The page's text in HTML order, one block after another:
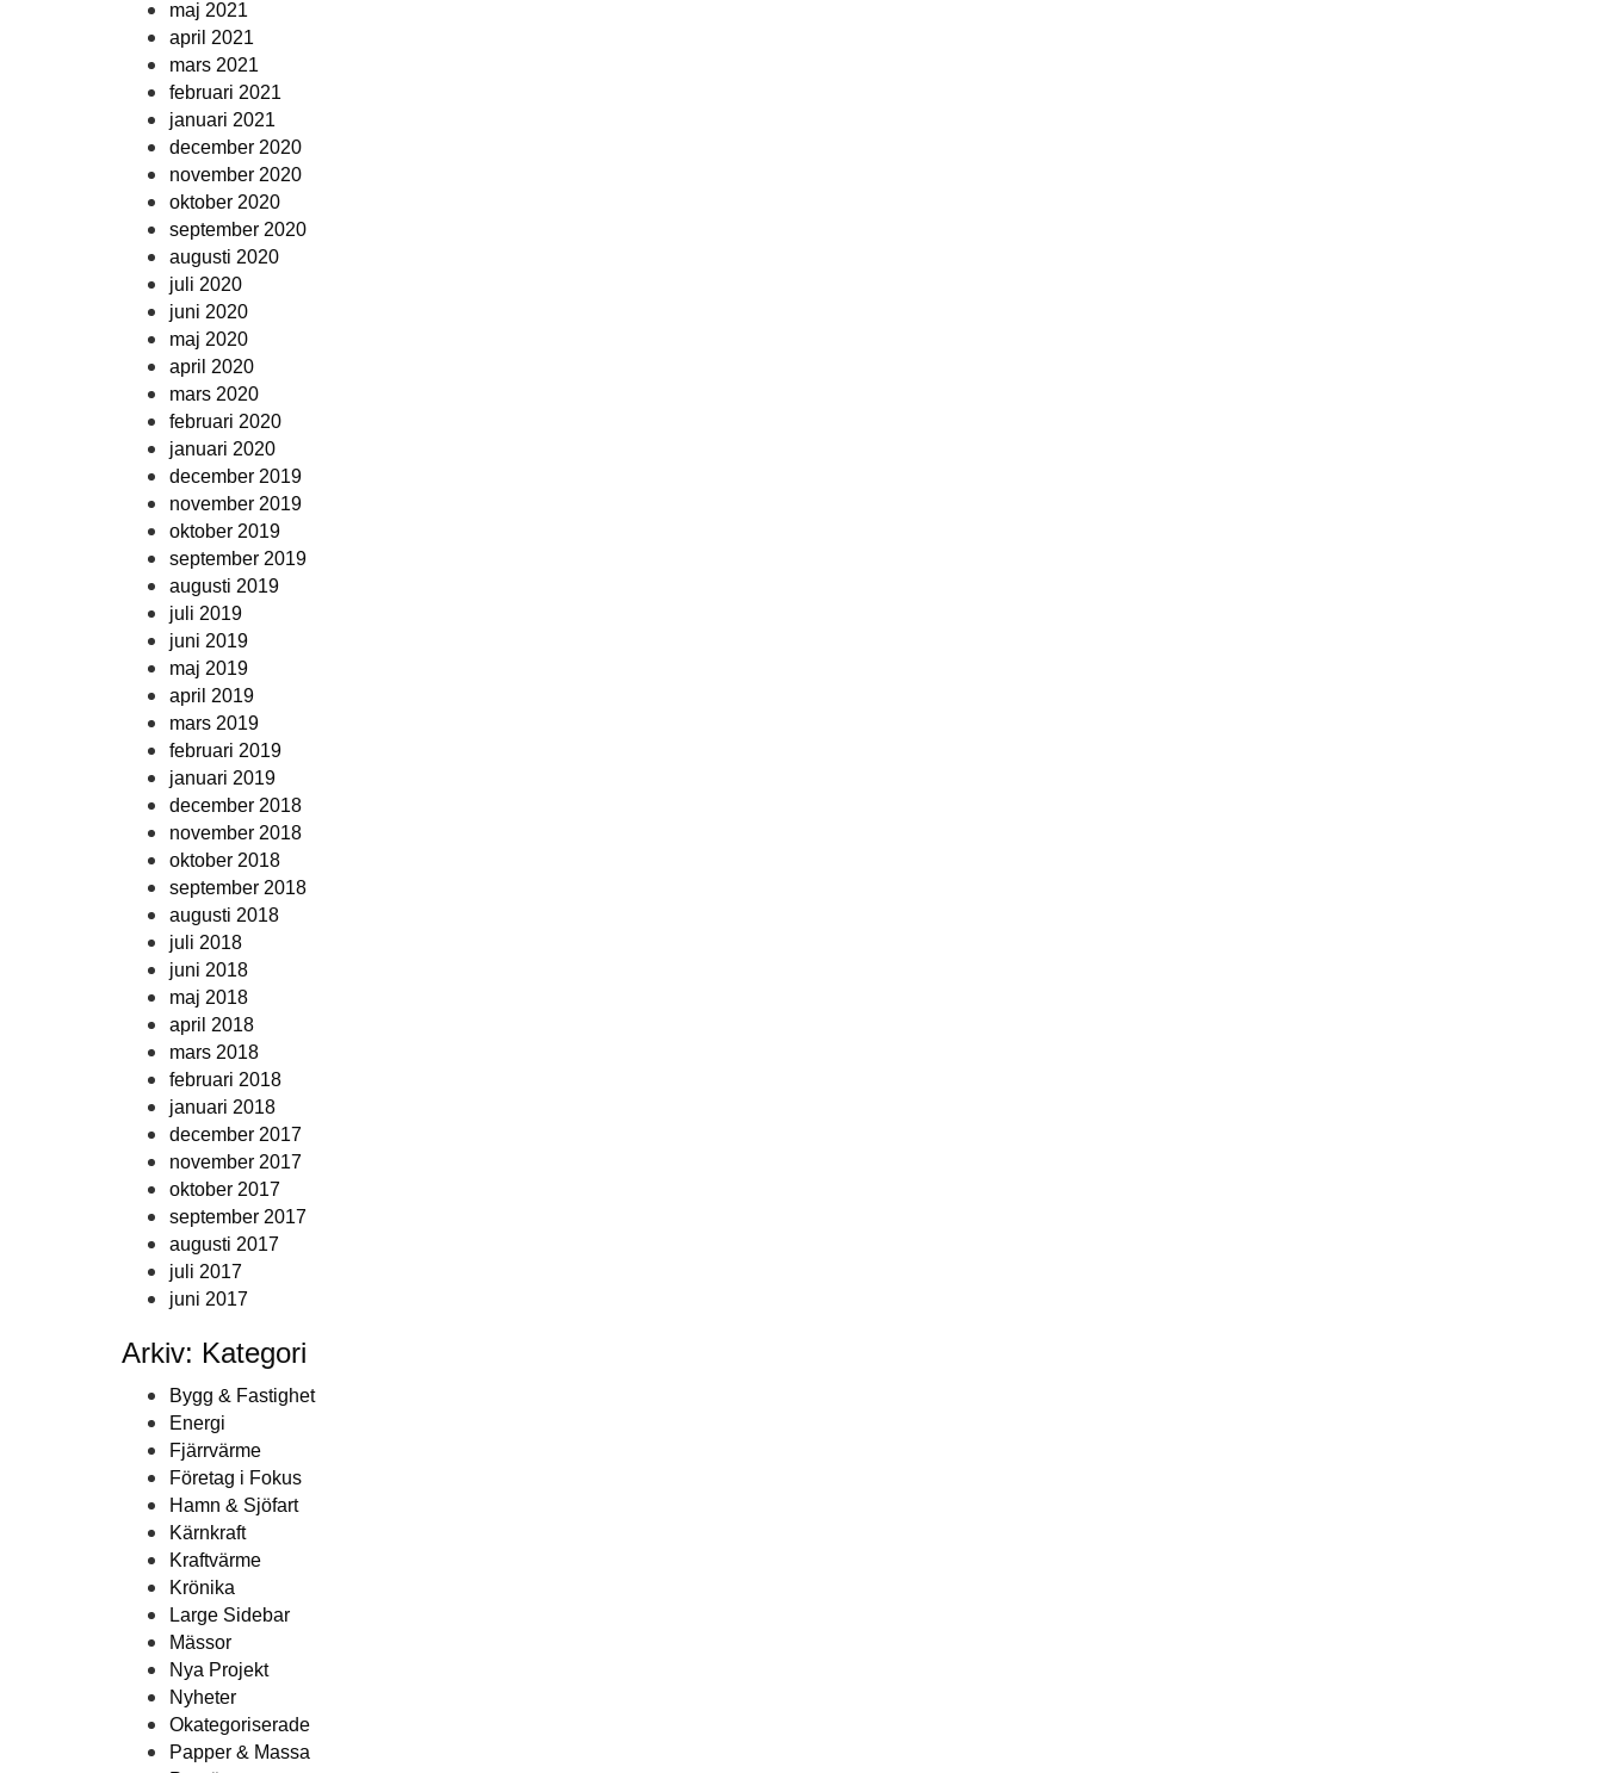
maj 2021
april 2021
mars 2021
februari 2021
januari 2021
december 2020
november 2020
oktober 2020
september 2020
augusti 2020
juli 2020
juni 2020
maj 2020
april 2020
mars 2020
februari 2020
januari 2020
december 2019
november 2019
oktober 2019
september 2019
augusti 2019
juli 2019
juni 2019
maj 2019
april 2019
mars 2019
februari 2019
januari 2019
december 2018
november 2018
oktober 2018
september 2018
augusti 2018
juli 2018
juni 2018
maj 2018
april 2018
mars 2018
februari 2018
januari 2018
december 2017
november 2017
oktober 2017
september 2017
augusti 2017
juli 2017
juni 2017
Arkiv: Kategori
Bygg & Fastighet
Energi
Fjärrvärme
Företag i Fokus
Hamn & Sjöfart
Kärnkraft
Kraftvärme
Krönika
Large Sidebar
Mässor
Nya Projekt
Nyheter
Okategoriserade
Papper & Massa